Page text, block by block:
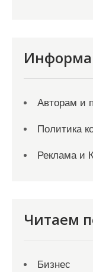
Авторам и
Политика
Реклама и
Читаем
Бизнес